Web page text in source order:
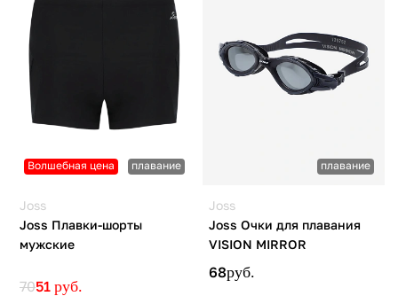
Волшебная цена плавание
Joss
Joss Плавки-шорты
мужские
7051 руб.
плавание
Joss
Joss Очки для плавания
VISION MIRROR
68руб.